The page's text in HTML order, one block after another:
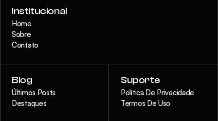
Institucional
Home
Sobre
Contato
Blog
Últimos Posts
Destaques
Suporte
Política De Privacidade
Termos De Uso